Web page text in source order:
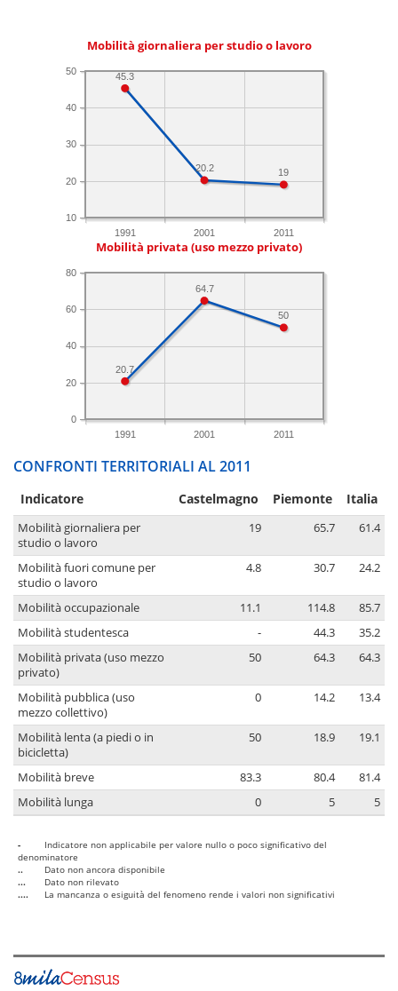
Mobilità giornaliera per studio o lavoro
1991 2001 2011
10
20
30
40
50
19
20.2
45.3
Mobilità privata (uso mezzo privato)
1991 2001 2011
0
20
40
60
80
50
64.7
20.7
CONFRONTI TERRITORIALI AL 2011
Indicatore Castelmagno Piemonte Italia
Mobilità giornaliera per
studio o lavoro
19 65.7 61.4
Mobilità fuori comune per
studio o lavoro
4.8 30.7 24.2
Mobilità occupazionale 11.1 114.8
85.7
Mobilità studentesca
- 44.3
35.2
Mobilità privata (uso mezzo
privato)
50 64.3 64.3
Mobilità pubblica (uso
mezzo collettivo)
0 14.2 13.4
Mobilità lenta (a piedi o in
bicicletta)
50 18.9 19.1
Mobilità breve 83.3 80.4
81.4
Mobilità lunga
0 5 5
-
Indicatore non applicabile per valore nullo o poco significativo del
denominatore
..
Dato non ancora disponibile
...
Dato non rilevato
....
La mancanza o esiguità del fenomeno rende i valori non significativi